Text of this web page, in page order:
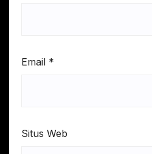
Email *
Situs Web